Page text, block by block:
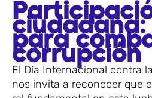
ciudadana:
para
corrupción
El Día Internacional contra
nos invita a reconocer que